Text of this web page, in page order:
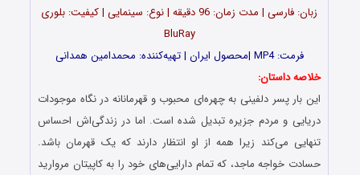
زبان: فارسی | مدت‌‌ زمان: 96 دقیقه | نوع: سینمایی | کیفیت: بلوری
BluRay
فرمت: MP4 |محصول ایران | تهیه‎‌‌کننده: محمدامین همدانی
خلاصه داستان:
این بار پسر دلفینی به چهره‌ای محبوب و قهرمانانه در نگاه موجودات
دریایی و مردم جزیره تبدیل شده است. اما در زندگی‌اش احساس
تنهایی می‌کند زیرا همه از او انتظار دارند که یک قهرمان باشد.
حسادت خواجه ماجد، که تمام دارایی‌های خود را به کاپیتان مروارید